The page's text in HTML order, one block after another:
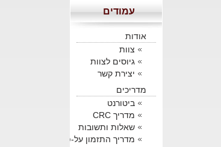
עמודים
אודות
צוות
גיוסים לצוות
יצירת קשר
מדריכים
ביטורנט
מדריך CRC
שאלות ותשובות
מדריך התזמון על-פי KaT